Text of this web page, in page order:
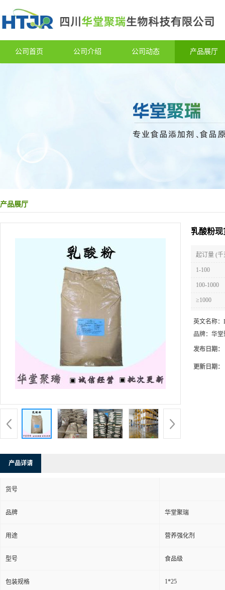
公司首页 公司介绍 公司动态 产品展厅
产品展厅
乳酸粉现
起订量 (千
1-100
100-1000
≥1000
英文名称：
品牌： 华堂
发布日期：
更新日期：
产品详请
货号
品牌 华堂聚瑞
用途 营养强化剂
型号 食品级
包装规格 1*25